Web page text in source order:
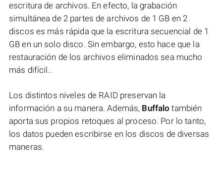
escritura de archivos. En efecto, la grabación
simultánea de 2 partes de archivos de 1 GB en 2
discos es más rápida que la escritura secuencial de 1
GB en un solo disco. Sin embargo, esto hace que la
restauración de los archivos eliminados sea mucho
más difícil..
Los distintos niveles de RAID preservan la
información a su manera. Además, Buffalo también
aporta sus propios retoques al proceso. Por lo tanto,
los datos pueden escribirse en los discos de diversas
maneras.